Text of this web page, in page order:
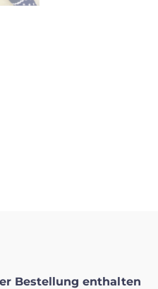
Bestellung enthalten